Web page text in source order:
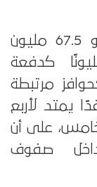
بلغت قيمة التعاقد الإجمالية نحو 67.5 مليون
بواقع 60 مليونًا كدفعة
7.5 مليون كحوافز مرتبطة
يمتد لأربع
على أن
القميص رقم 10 داخل صفوف